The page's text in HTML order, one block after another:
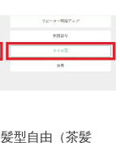
型自由（茶髪